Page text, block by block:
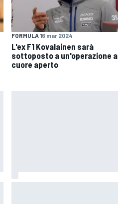
FORMULA 16 mar 2024
L'ex F1 Kovalainen sarà
sottoposto a un'operazione a
cuore aperto